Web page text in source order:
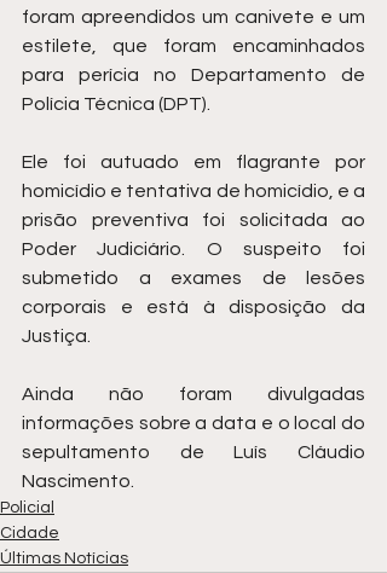
foram apreendidos um canivete e um
estilete, que foram encaminhados
para perícia no Departamento de
Polícia Técnica (DPT).
Ele foi autuado em flagrante por
homicídio e tentativa de homicídio, e a
prisão preventiva foi solicitada ao
Poder Judiciário. O suspeito foi
submetido a exames de lesões
corporais e está à disposição da
Justiça.
Ainda não foram divulgadas
informações sobre a data e o local do
sepultamento de Luís Cláudio
Nascimento.
Policial
Cidade
Últimas Notícias